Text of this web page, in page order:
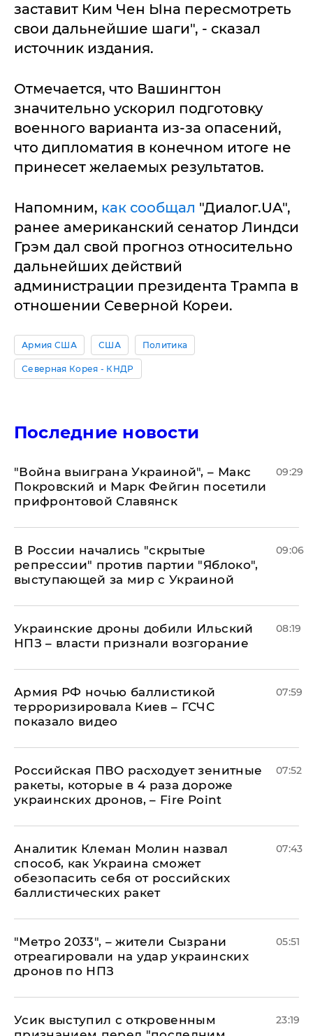
заставит Ким Чен Ына пересмотреть
свои дальнейшие шаги", - сказал
источник издания.
Отмечается, что Вашингтон
значительно ускорил подготовку
военного варианта из-за опасений,
что дипломатия в конечном итоге не
принесет желаемых результатов.
Напомним, как сообщал "Диалог.UA",
ранее американский сенатор Линдси
Грэм дал свой прогноз относительно
дальнейших действий
администрации президента Трампа в
отношении Северной Кореи.
Армия США США Политика
Северная Корея - КНДР
Последние новости
"Война выиграна Украиной", – Макс
Покровский и Марк Фейгин посетили
прифронтовой Славянск
09:29
В России начались "скрытые
репрессии" против партии "Яблоко",
выступающей за мир с Украиной
09:06
Украинские дроны добили Ильский
НПЗ – власти признали возгорание
08:19
Армия РФ ночью баллистикой
терроризировала Киев – ГСЧС
показало видео
07:59
Российская ПВО расходует зенитные
ракеты, которые в 4 раза дороже
украинских дронов, – Fire Point
07:52
Аналитик Клеман Молин назвал
способ, как Украина сможет
обезопасить себя от российских
баллистических ракет
07:43
"Метро 2033", – жители Сызрани
отреагировали на удар украинских
дронов по НПЗ
05:51
Усик выступил с откровенным
23:19